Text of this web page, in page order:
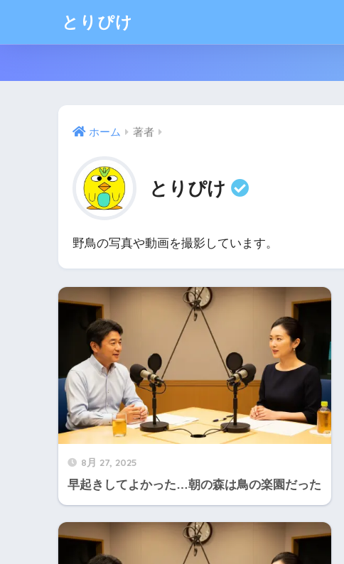
とりぴけ
ホーム 著者
とりぴけ
野鳥の写真や動画を撮影しています。
8月 27, 2025
早起きしてよかった…朝の森は鳥の楽園だった